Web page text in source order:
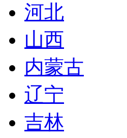
河北
山西
内蒙古
辽宁
吉林